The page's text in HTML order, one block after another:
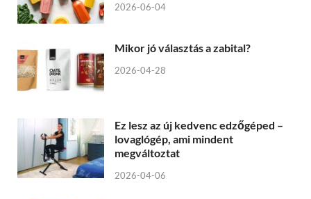
2026-06-04
Mikor jó választás a zabital?
2026-04-28
Ez lesz az új kedvenc edzőgéped –
lovaglógép, ami mindent
megváltoztat
2026-04-06